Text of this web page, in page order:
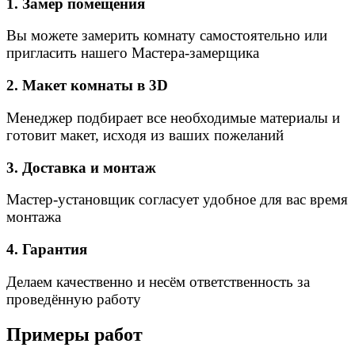
1. Замер помещения
Вы можете замерить комнату самостоятельно или
пригласить нашего Мастера-замерщика
2. Макет комнаты в 3D
Менеджер подбирает все необходимые материалы и
готовит макет, исходя из ваших пожеланий
3. Доставка и монтаж
Мастер-установщик согласует удобное для вас время
монтажа
4. Гарантия
Делаем качественно и несём ответственность за
проведённую работу
Примеры работ